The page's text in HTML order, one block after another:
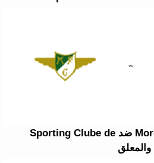
تفاصيل مباراة Moreirense FC ضد Sporting Clube de